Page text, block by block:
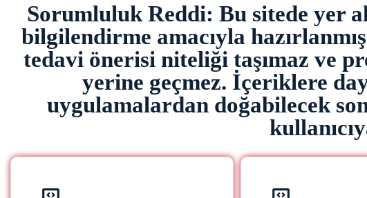
Sorumluluk Reddi: Bu sitede yer
bilgilendirme amacıyla
tedavi önerisi niteliği taşımaz ve
yerine geçmez. İçeriklere
uygulamalardan doğabilecek